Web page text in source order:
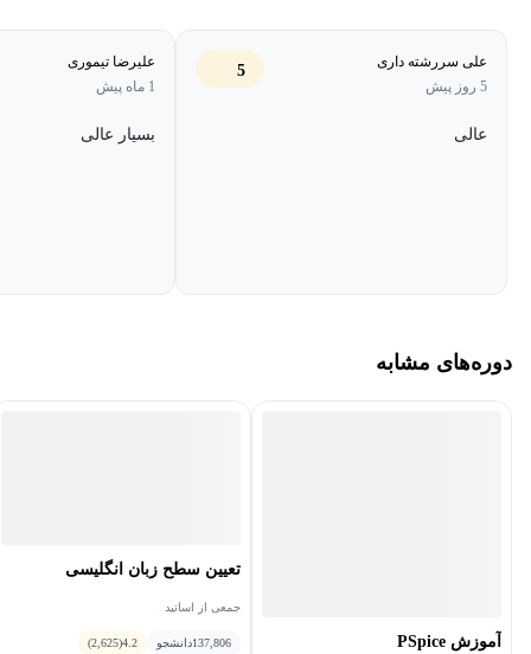
داد. در این آنالیز سلف‌ها اتصال کوتاه و خازن‌ها مدار‌باز در نظر گرفته
حوزه‌ی زمان است. ورودی مدار در این آنالیز منابع DC یا منابع متغیر با
علی سررشته داری
5 روز پیش
5
عالی
علیرضا تیموری
1 ماه پیش
بسیار عالی
دوره‌های مشابه
آموزش PSpice
تعیین سطح زبان انگلیسی
جمعی از اساتید
137,806دانشجو 4.2
(2,625)